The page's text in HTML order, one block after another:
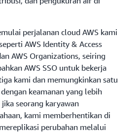
perjalanan cloud AWS kami
AWS Identity & Access
AWS Organizations, seiring
AWS SSO untuk bekerja
kami dan memungkinkan satu
keamanan yang lebih
seorang karyawan
kami memberhentikan di
perubahan melalui